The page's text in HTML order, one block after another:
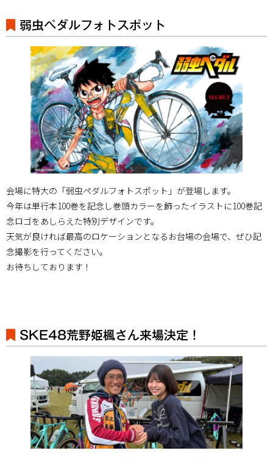
弱虫ペダルフォトスポット
会場に特大の「弱虫ペダルフォトスポット」が登場します。
今年は単行本100巻を記念し巻頭カラーを飾ったイラストに100巻記
念ロゴをあしらえた特別デザインです。
天気が良ければ最高のロケーションとなるお台場の会場で、ぜひ記
念撮影を行ってください。
お待ちしております！
SKE48荒野姫楓さん来場決定！